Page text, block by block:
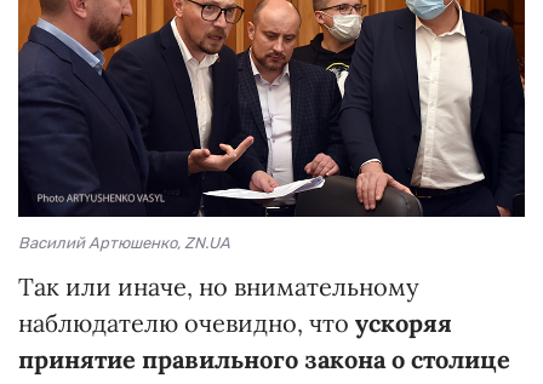
Василий Артюшенко, ZN.UA
Так или иначе, но внимательному
наблюдателю очевидно, что ускоряя
принятие правильного закона о столице